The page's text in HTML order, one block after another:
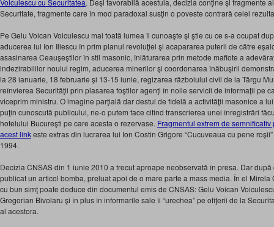
Voiculescu cu Securitatea. Deşi favorabilă acestuia, decizia conţine şi fragmente
Securitate, fragmente care în mod paradoxal susţin o poveste contrară celei
Pe Gelu Voican Voiculescu mai toată lumea îl cunoaşte şi ştie cu ce s-a ocupat
aducerea lui Ion Iliescu în prim planul revoluţiei şi acapararea puterii de către
asasinarea Ceauşeştilor în stil masonic, înlăturarea prin metode mafiote a
indezirabililor noului regim, aducerea minerilor şi coordonarea înăbuşirii
la 28 ianuarie, 18 februarie şi 13-15 iunie, regizarea războiului civil de la Târgu
reînvierea Securităţii prin plasarea foştilor agenţi în noile servicii de informaţii pe
viceprim ministru. O imagine parţială dar destul de fidelă a activităţii masonice a
puţin cunoscută publicului, ne-o putem face citind transcrierea unei înregistrări
hotelului Bucureşti pe care acesta o rezervase. Fragmentul extrem de
acest linkeste extras din lucrarea lui Ion Costin Grigore “Cucuveaua cu pene
1994.
Decizia CNSAS din 1 iunie 2010 a trecut aproape neobservată în presa. Dar
publicat un articol bomba, preluat apoi de o mare parte a mass media. În el
cu bun simţ poate deduce din documentul emis de CNSAS: Gelu Voican
Gregorian Bivolaru şi în plus în informarile sale îi “urechea” pe ofiţerii de la
al acestora.